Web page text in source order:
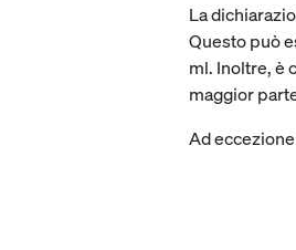
La
Questo può
ml. Inoltre, è
maggior
Ad